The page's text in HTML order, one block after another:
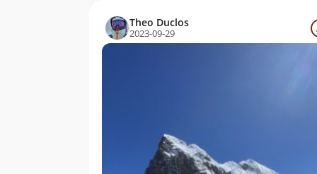
09/01/06
Alvaro Jorquera
Eduardo Atalah
Edison Acuña
Hektor S A
Monteiro
Theo Duclos
2023-09-29